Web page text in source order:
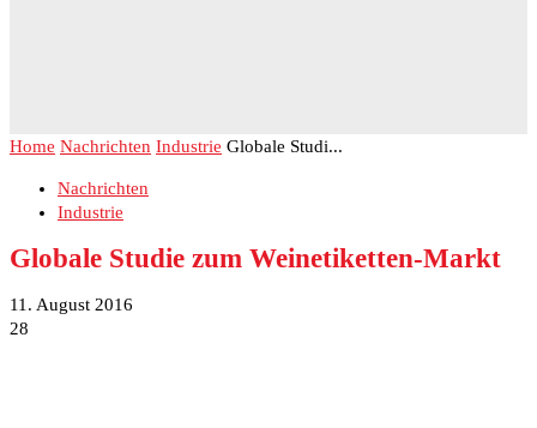
Home Nachrichten Industrie Globale Studi...
Nachrichten
Industrie
Globale Studie zum Weinetiketten-Markt
11. August 2016
28